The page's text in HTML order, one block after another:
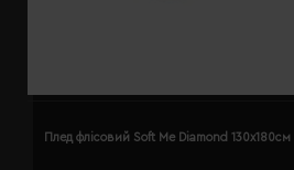
Плед флісовий Soft Me Diamond